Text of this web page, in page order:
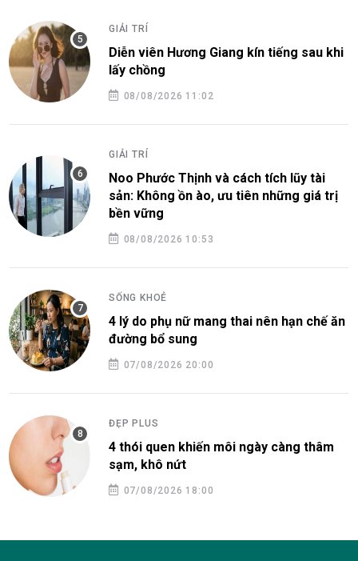
GIẢI TRÍ
Diễn viên Hương Giang kín tiếng sau khi
lấy chồng
08/08/2026 11:02
GIẢI TRÍ
Noo Phước Thịnh và cách tích lũy tài
sản: Không ồn ào, ưu tiên những giá trị
bền vững
08/08/2026 10:53
SỐNG KHOẺ
4 lý do phụ nữ mang thai nên hạn chế ăn
đường bổ sung
07/08/2026 20:00
ĐẸP PLUS
4 thói quen khiến môi ngày càng thâm
sạm, khô nứt
07/08/2026 18:00